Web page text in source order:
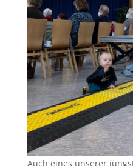
Auch eines unserer